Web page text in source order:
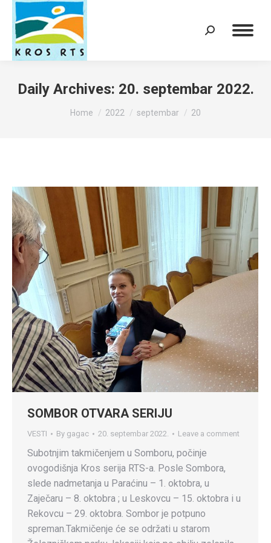
Search:
Daily Archives: 20. septembar 2022.
You are here:
Home 2022 septembar 20
SOMBOR OTVARA SERIJU
VESTI By gagac 20. septembar 2022. Leave a comment
Subotnjim takmičenjem u Somboru, počinje
ovogodišnja Kros serija RTS-a. Posle Sombora,
slede nadmetanja u Paraćinu – 1. oktobra, u
Zaječaru – 8. oktobra ; u Leskovcu – 15. oktobra i u
Rekovcu – 29. oktobra. Sombor je potpuno
spreman.Takmičenje će se održati u starom